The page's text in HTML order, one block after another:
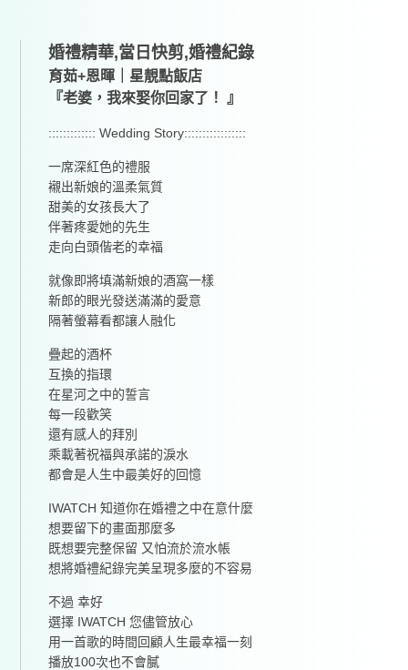
婚禮精華,當日快剪,婚禮紀錄
育茹+恩暉｜星靚點飯店
『老婆，我來娶你回家了！ 』
::::::::::::: Wedding Story:::::::::::::::::
一席深紅色的禮服
襯出新娘的溫柔氣質
甜美的女孩長大了
伴著疼愛她的先生
走向白頭偕老的幸福
就像即將填滿新娘的酒窩一樣
新郎的眼光發送滿滿的愛意
隔著螢幕看都讓人融化
疊起的酒杯
互換的指環
在星河之中的誓言
每一段歡笑
還有感人的拜別
乘載著祝福與承諾的淚水
都會是人生中最美好的回憶
IWATCH 知道你在婚禮之中在意什麼
想要留下的畫面那麼多
既想要完整保留 又怕流於流水帳
想將婚禮紀錄完美呈現多麼的不容易
不過 幸好
選擇 IWATCH 您儘管放心
用一首歌的時間回顧人生最幸福一刻
播放100次也不會膩